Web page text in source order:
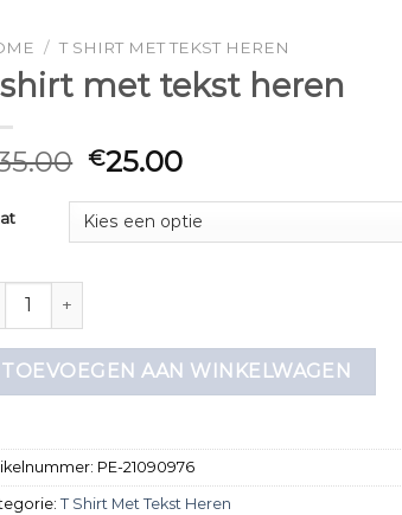
/ T SHIRT MET TEKST HEREN
met tekst heren
€25.00
met tekst heren aantal
TOEVOEGEN AAN WINKELWAGEN
PE-21090976
T Shirt Met Tekst Heren